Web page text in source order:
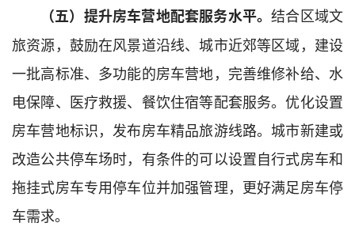
（五）提升房车营地配套服务水平。结合区域文
旅资源，鼓励在风景道沿线、城市近郊等区域，建设
一批高标准、多功能的房车营地，完善维修补给、水
电保障、医疗救援、餐饮住宿等配套服务。优化设置
房车营地标识，发布房车精品旅游线路。城市新建或
改造公共停车场时，有条件的可以设置自行式房车和
拖挂式房车专用停车位并加强管理，更好满足房车停
车需求。